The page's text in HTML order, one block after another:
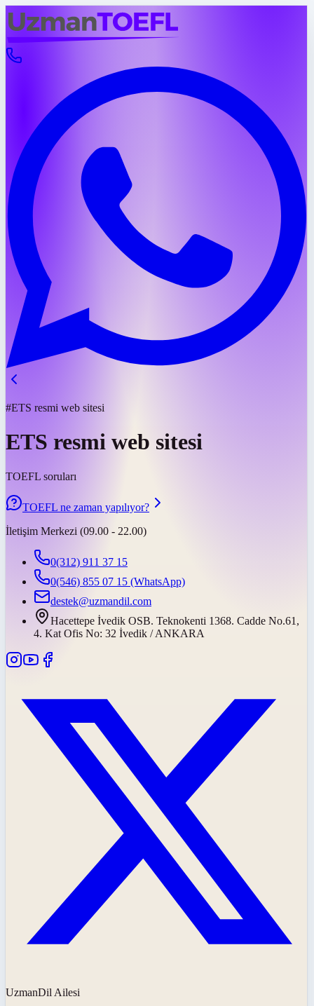
#ETS resmi web sitesi
ETS resmi web sitesi
TOEFL soruları
TOEFL ne zaman yapılıyor?
İletişim Merkezi (09.00 - 22.00)
0(312) 911 37 15
0(546) 855 07 15 (WhatsApp)
destek@uzmandil.com
Hacettepe İvedik OSB. Teknokenti 1368. Cadde No.61,
4. Kat Ofis No: 32 İvedik / ANKARA
UzmanDil Ailesi